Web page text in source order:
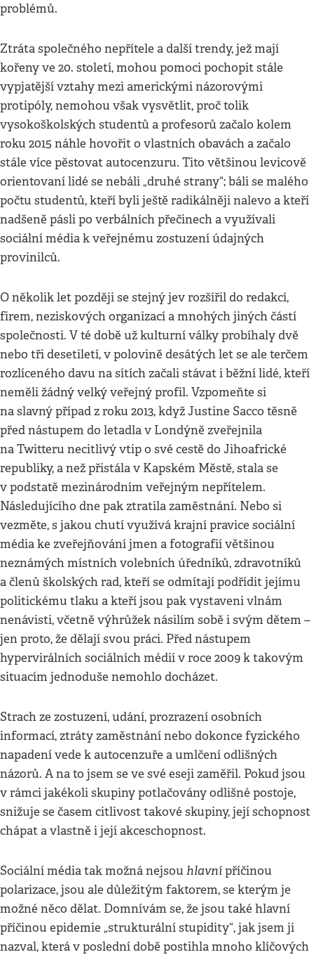
problémů.
Ztráta společného nepřítele a další trendy, jež mají
kořeny ve 20. století, mohou pomoci pochopit stále
vypjatější vztahy mezi americkými názorovými
protipóly, nemohou však vysvětlit, proč tolik
vysokoškolských studentů a profesorů začalo kolem
roku 2015 náhle hovořit o vlastních obavách a začalo
stále více pěstovat autocenzuru. Tito většinou levicově
orientovaní lidé se nebáli „druhé strany“; báli se malého
počtu studentů, kteří byli ještě radikálněji nalevo a kteří
nadšeně pásli po verbálních přečinech a využívali
sociální média k veřejnému zostuzení údajných
provinilců.
O několik let později se stejný jev rozšířil do redakcí,
firem, neziskových organizací a mnohých jiných částí
společnosti. V té době už kulturní války probíhaly dvě
nebo tři desetiletí, v polovině desátých let se ale terčem
rozlíceného davu na sítích začali stávat i běžní lidé, kteří
neměli žádný velký veřejný profil. Vzpomeňte si
na slavný případ z roku 2013, když Justine Sacco těsně
před nástupem do letadla v Londýně zveřejnila
na Twitteru necitlivý vtip o své cestě do Jihoafrické
republiky, a než přistála v Kapském Městě, stala se
v podstatě mezinárodním veřejným nepřítelem.
Následujícího dne pak ztratila zaměstnání. Nebo si
vezměte, s jakou chutí využívá krajní pravice sociální
média ke zveřejňování jmen a fotografií většinou
neznámých místních volebních úředníků, zdravotníků
a členů školských rad, kteří se odmítají podřídit jejímu
politickému tlaku a kteří jsou pak vystaveni vlnám
nenávisti, včetně výhrůžek násilím sobě i svým dětem –
jen proto, že dělají svou práci. Před nástupem
hypervirálních sociálních médií v roce 2009 k takovým
situacím jednoduše nemohlo docházet.
Strach ze zostuzení, udání, prozrazení osobních
informací, ztráty zaměstnání nebo dokonce fyzického
napadení vede k autocenzuře a umlčení odlišných
názorů. A na to jsem se ve své eseji zaměřil. Pokud jsou
v rámci jakékoli skupiny potlačovány odlišné postoje,
snižuje se časem citlivost takové skupiny, její schopnost
chápat a vlastně i její akceschopnost.
Sociální média tak možná nejsou hlavnípříčinou
polarizace, jsou ale důležitým faktorem, se kterým je
možné něco dělat. Domnívám se, že jsou také hlavní
příčinou epidemie „strukturální stupidity“, jak jsem ji
nazval, která v poslední době postihla mnoho klíčových